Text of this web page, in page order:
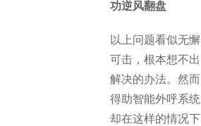
功逆风翻盘
以上问题看似无懈
可击，根本想不出
解决的办法。然而
得助智能外呼系统
却在这样的情况下